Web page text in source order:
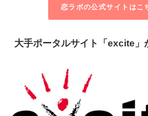
恋ラボの公式サイトはこ
大手ポータルサイト「excite」